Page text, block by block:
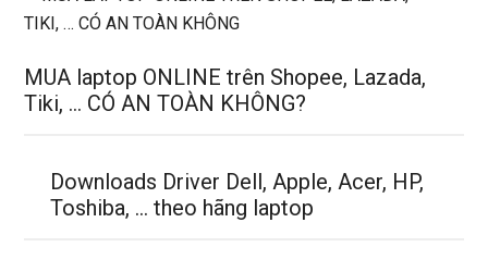
MUA laptop ONLINE trên Shopee, Lazada,
Tiki, … CÓ AN TOÀN KHÔNG?
Downloads Driver Dell, Apple, Acer, HP,
Toshiba, … theo hãng laptop